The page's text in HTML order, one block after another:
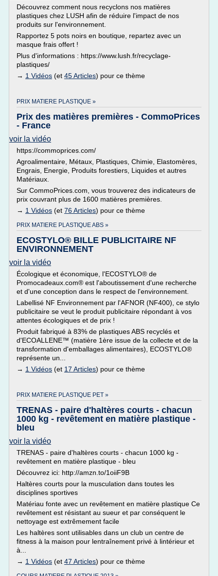
Découvrez comment nous recyclons nos matières
plastiques chez LUSH afin de réduire l'impact de nos
produits sur l'environnement.
Rapportez 5 pots noirs en boutique, repartez avec un
masque frais offert !
Plus d'informations : https://www.lush.fr/recyclage-
plastiques/
→ 1 Vidéos (et 45 Articles) pour ce thème
PRIX MATIERE PLASTIQUE »
Prix des matières premières - CommoPrices
- France
voir la vidéo
https://commoprices.com/
Agroalimentaire, Métaux, Plastiques, Chimie, Elastomères,
Engrais, Energie, Produits forestiers, Liquides et autres
Matériaux.
Sur CommoPrices.com, vous trouverez des indicateurs de
prix couvrant plus de 1600 matières premières.
→ 1 Vidéos (et 76 Articles) pour ce thème
PRIX MATIERE PLASTIQUE ABS »
ECOSTYLO® BILLE PUBLICITAIRE NF
ENVIRONNEMENT
voir la vidéo
Écologique et économique, l'ECOSTYLO® de
Promocadeaux.com® est l'aboutissement d'une recherche
et d'une conception dans le respect de l'environnement.
Labellisé NF Environnement par l'AFNOR (NF400), ce stylo
publicitaire se veut le produit publicitaire répondant à vos
attentes écologiques et de prix !
Produit fabriqué à 83% de plastiques ABS recyclés et
d'ECOALLENE™ (matière 1ère issue de la collecte et de la
transformation d'emballages alimentaires), ECOSTYLO®
représente un...
→ 1 Vidéos (et 17 Articles) pour ce thème
PRIX MATIERE PLASTIQUE PET »
TRENAS - paire d'haltères courts - chacun
1000 kg - revêtement en matière plastique -
bleu
voir la vidéo
TRENAS - paire d'haltères courts - chacun 1000 kg -
revêtement en matière plastique - bleu
Découvrez ici: http://amzn.to/1oiiF9B
Haltères courts pour la musculation dans toutes les
disciplines sportives
Matériau fonte avec un revêtement en matière plastique Ce
revêtement est résistant au sueur et par conséquent le
nettoyage est extrêmement facile
Les haltères sont utilisables dans un club un centre de
fitness à la maison pour lentraînement privé à lintérieur et
à...
→ 1 Vidéos (et 47 Articles) pour ce thème